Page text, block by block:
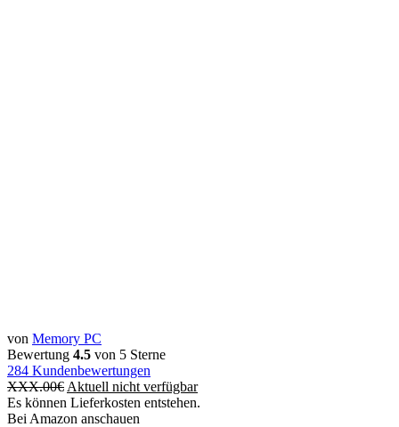
von Memory PC
Bewertung 4.5 von 5 Sterne
284 Kundenbewertungen
XXX.00€ Aktuell nicht verfügbar
Es können Lieferkosten entstehen.
Bei Amazon anschauen